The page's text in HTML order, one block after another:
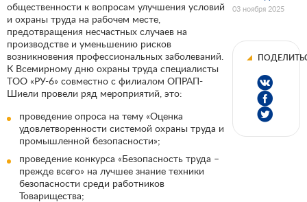
общественности к вопросам улучшения условий
и охраны труда на рабочем месте,
предотвращения несчастных случаев на
производстве и уменьшению рисков
возникновения профессиональных заболеваний.
К Всемирному дню охраны труда специалисты
ТОО «РУ-6» совместно с филиалом ОПРАП-
Шиели провели ряд мероприятий, это:
проведение опроса на тему «Оценка
удовлетворенности системой охраны труда и
промышленной безопасности»;
проведение конкурса «Безопасность труда –
прежде всего» на лучшее знание техники
безопасности среди работников
Товарищества;
03 ноября 2025